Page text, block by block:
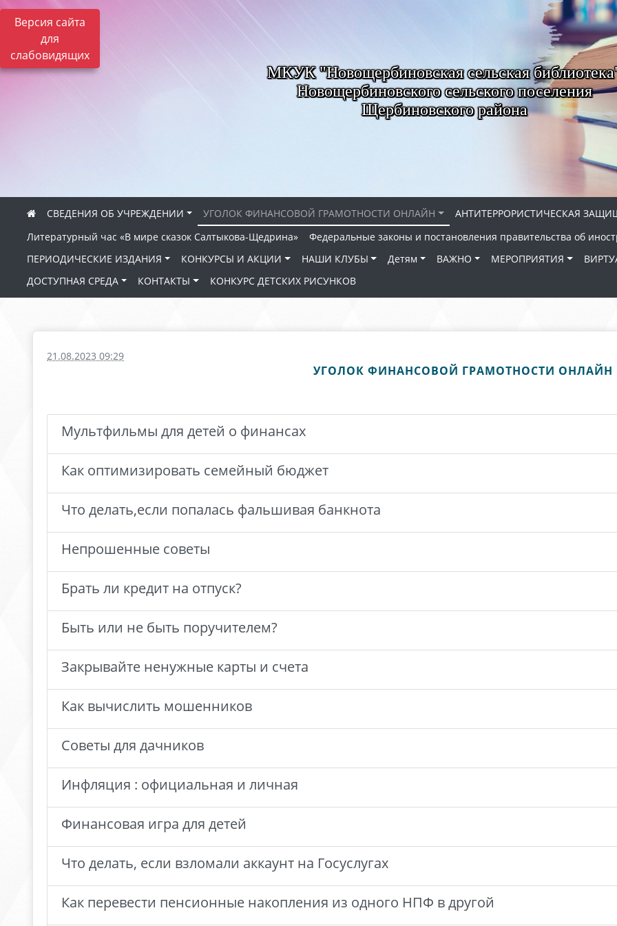
Версия сайта
для
слабовидящих
МКУК "Новощербиновская сельская
Новощербиновского сельского поселения
Щербиновского района
СВЕДЕНИЯ ОБ УЧРЕЖДЕНИИ УГОЛОК ФИНАНСОВОЙ ГРАМОТНОСТИ ОНЛАЙН
АНТИТЕРРОРИСТИЧЕСКАЯ
Литературный час «В мире сказок Салтыкова-Щедрина»
Федеральные законы и постановления правительства об
ПЕРИОДИЧЕСКИЕ ИЗДАНИЯ
КОНКУРСЫ И АКЦИИ НАШИ КЛУБЫ Детям ВАЖНО МЕРОПРИЯТИЯ
ДОСТУПНАЯ СРЕДА
КОНТАКТЫ КОНКУРС ДЕТСКИХ РИСУНКОВ
21.08.2023 09:29
УГОЛОК ФИНАНСОВОЙ ГРАМОТНОСТИ ОНЛАЙН
Мультфильмы для детей о финансах
Как оптимизировать семейный бюджет
Что делать,если попалась фальшивая банкнота
Непрошенные советы
Брать ли кредит на отпуск?
Быть или не быть поручителем?
Закрывайте ненужные карты и счета
Как вычислить мошенников
Советы для дачников
Инфляция : официальная и личная
Финансовая игра для детей
Что делать, если взломали аккаунт на Госуслугах
Как перевести пенсионные накопления из одного НПФ в другой